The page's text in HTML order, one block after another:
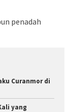
penadah
Curanmor di
yang